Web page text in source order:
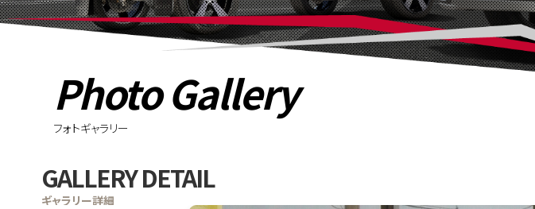
Photo Gallery
フォトギャラリー
GALLERY DETAIL
ギャラリー詳細